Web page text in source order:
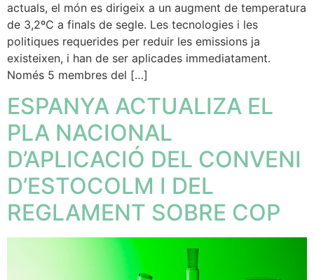
actuals, el món es dirigeix a un augment de temperatura
de 3,2ºC a finals de segle. Les tecnologies i les
politiques requerides per reduir les emissions ja
existeixen, i han de ser aplicades immediatament.
Només 5 membres del […]
ESPANYA ACTUALIZA EL
PLA NACIONAL
D’APLICACIÓ DEL CONVENI
D’ESTOCOLM I DEL
REGLAMENT SOBRE COP